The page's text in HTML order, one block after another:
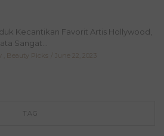
Kecantikan Favorit Artis Hollywood,
Sangat...
Beauty Picks June 22, 2023
TAG